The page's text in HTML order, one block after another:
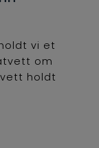
vi et
om
holdt